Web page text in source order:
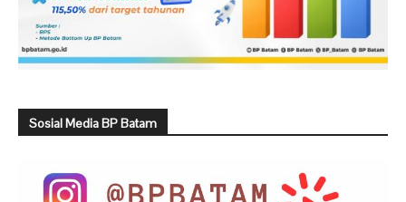
Sosial Media BP Batam